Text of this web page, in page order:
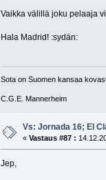
Vaikka välillä joku pelaaja
Hala Madrid! :sydän:
Sota on Suomen kansaa
C.G.E. Mannerheim
Vs: Jornada 16; El
«Vastaus #87 :
Jep,